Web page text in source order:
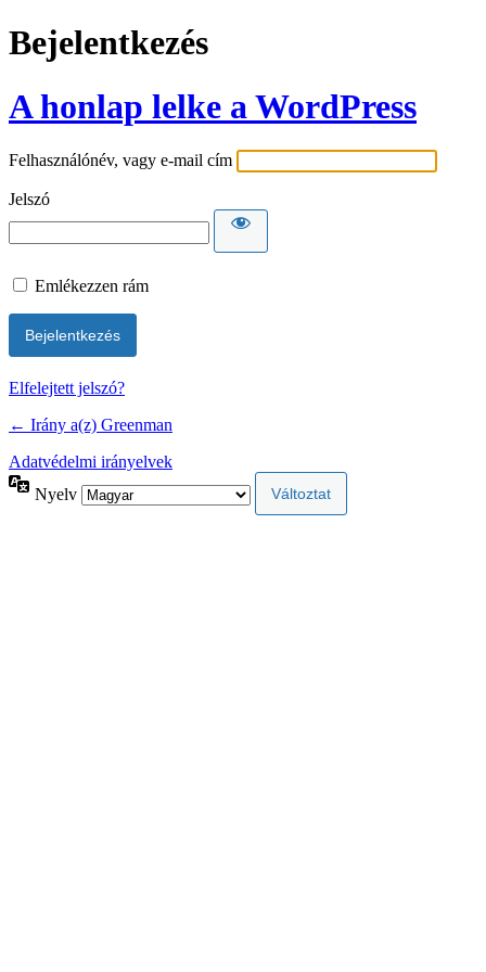
Bejelentkezés
A honlap lelke a WordPress
Felhasználónév, vagy e-mail cím
Jelszó
Emlékezzen rám
Elfelejtett jelszó?
← Irány a(z) Greenman
Adatvédelmi irányelvek
Nyelv